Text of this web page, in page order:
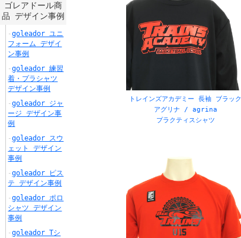
ジュニア 159
ス:剣道 28 ス:水泳 21 ス:陸上 51 スキー
デ:グラデーション 5 デ:シンプル 22 デ:ストライプ
卓球 574 圧着マーキング
生:昇華プリント 413 色:オレンジ 2
ゴレアドール商
品 デザイン事例
goleador ユニ
フォーム デザイ
ン事例
goleador 練習
着・プラシャツ
デザイン事例
goleador ジャ
ージ デザイン事
例
goleador スウ
ェット デザイン
事例
goleador ピス
テ デザイン事例
goleador ポロ
シャツ デザイン
事例
goleador Tシ
トレインズアカデミー 長袖 ブラック
アグリナ / agrina
プラクティスシャツ